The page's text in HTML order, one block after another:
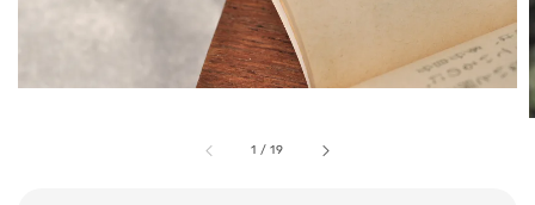
1 /19